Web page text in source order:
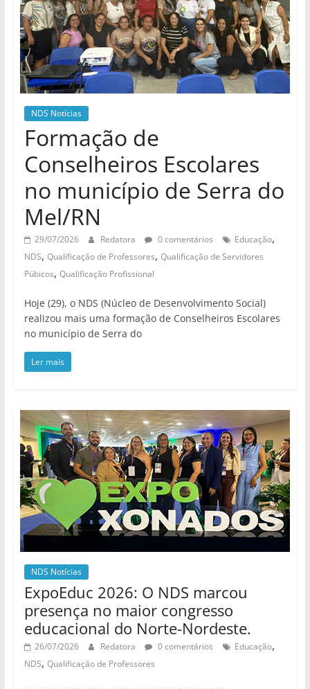
de
divulgação
do
NDS
NDS Notícias
Formação de
Conselheiros Escolares
no município de Serra do
Mel/RN
29/07/2026 Redatora 0 comentários Educação,
NDS, Qualificação de Professores, Qualificação de Servidores
Púbicos, Qualificação Profissional
Hoje (29), o NDS (Núcleo de Desenvolvimento Social)
realizou mais uma formação de Conselheiros Escolares
no município de Serra do
Ler mais
NDS Notícias
ExpoEduc 2026: O NDS marcou
presença no maior congresso
educacional do Norte-Nordeste.
26/07/2026 Redatora 0 comentários Educação,
NDS, Qualificação de Professores